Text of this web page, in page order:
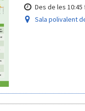
Des de les 10:45
Sala polivalent